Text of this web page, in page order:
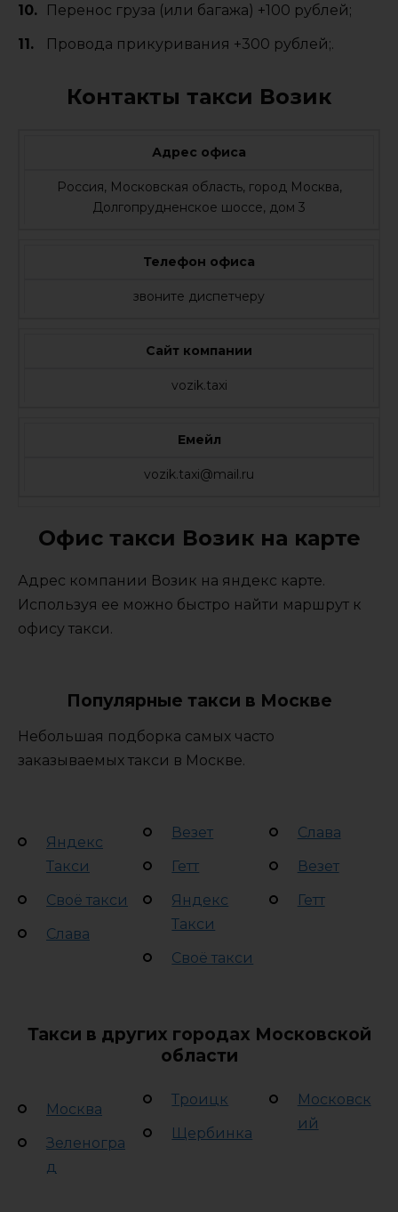
Перенос груза (или багажа) +100 рублей;
Провода прикуривания +300 рублей;.
Контакты такси Возик
Адрес офиса
Россия, Московская область, город Москва,
Долгопрудненское шоссе, дом 3
Телефон офиса
звоните диспетчеру
Сайт компании
vozik.taxi
Емейл
vozik.taxi@mail.ru
Офис такси Возик на карте
Адрес компании Возик на яндекс карте.
Используя ее можно быстро найти маршрут к
офису такси.
Популярные такси в Москве
Небольшая подборка самых часто
заказываемых такси в Москве.
Яндекс
Такси
Своё такси
Слава
Везет
Гетт
Яндекс
Такси
Своё такси
Слава
Везет
Гетт
Такси в других городах Московской
области
Москва
Зеленогра
д
Троицк
Щербинка
Московск
ий